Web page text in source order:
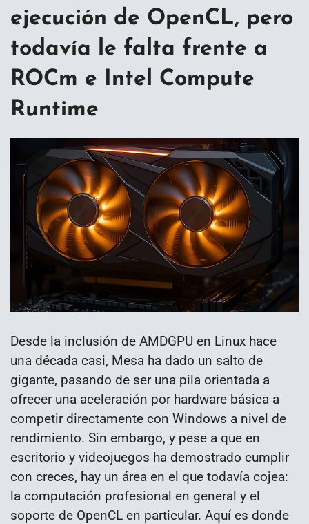
ejecución de OpenCL, pero
todavía le falta frente a
ROCm e Intel Compute
Runtime
Desde la inclusión de AMDGPU en Linux hace
una década casi, Mesa ha dado un salto de
gigante, pasando de ser una pila orientada a
ofrecer una aceleración por hardware básica a
competir directamente con Windows a nivel de
rendimiento. Sin embargo, y pese a que en
escritorio y videojuegos ha demostrado cumplir
con creces, hay un área en el que todavía cojea:
la computación profesional en general y el
soporte de OpenCL en particular. Aquí es donde